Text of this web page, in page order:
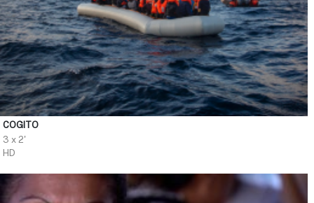
COGITO
3 x 2'
HD